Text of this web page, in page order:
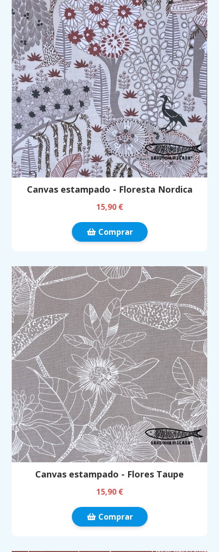
Canvas estampado - Floresta Nordica
15,90 €
Comprar
Canvas estampado - Flores Taupe
15,90 €
Comprar